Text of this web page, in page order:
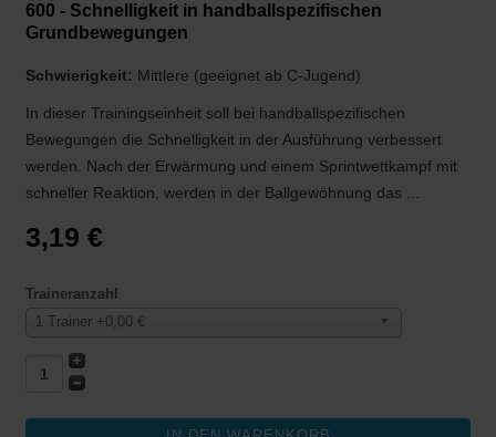
600 - Schnelligkeit in handballspezifischen
Grundbewegungen
Schwierigkeit: Mittlere (geeignet ab C-Jugend)
In dieser Trainingseinheit soll bei handballspezifischen
Bewegungen die Schnelligkeit in der Ausführung verbessert
werden. Nach der Erwärmung und einem Sprintwettkampf mit
schneller Reaktion, werden in der Ballgewöhnung das ...
3,19 €
Traineranzahl
1 Trainer +0,00 €